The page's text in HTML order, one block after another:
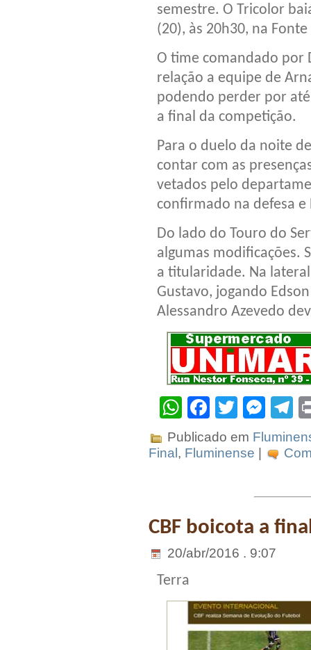
semestre. O Tricolor
(20), às 20h30, na
O time comandado por
relação a equipe de
podendo perder por
a final da competição.
Para o duelo da noite
contar com as
vetados pelo
confirmado na defesa
Do lado do Touro do
algumas modificações.
a titularidade. Na
Gustavo, jogando
Alessandro Azevedo
WhatsApp
Facebook
Twitter
Publicado em
Final , Fluminense
CBF boicota a
20/abr/2016 . 9:07
Terra